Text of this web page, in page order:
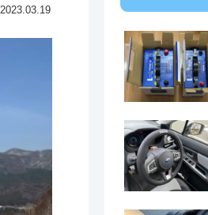
2023.03.19